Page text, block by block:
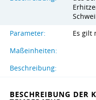
Parameter:
Es gilt
Maßeinheiten:
Beschreibung:
BESCHREIBUNG DER